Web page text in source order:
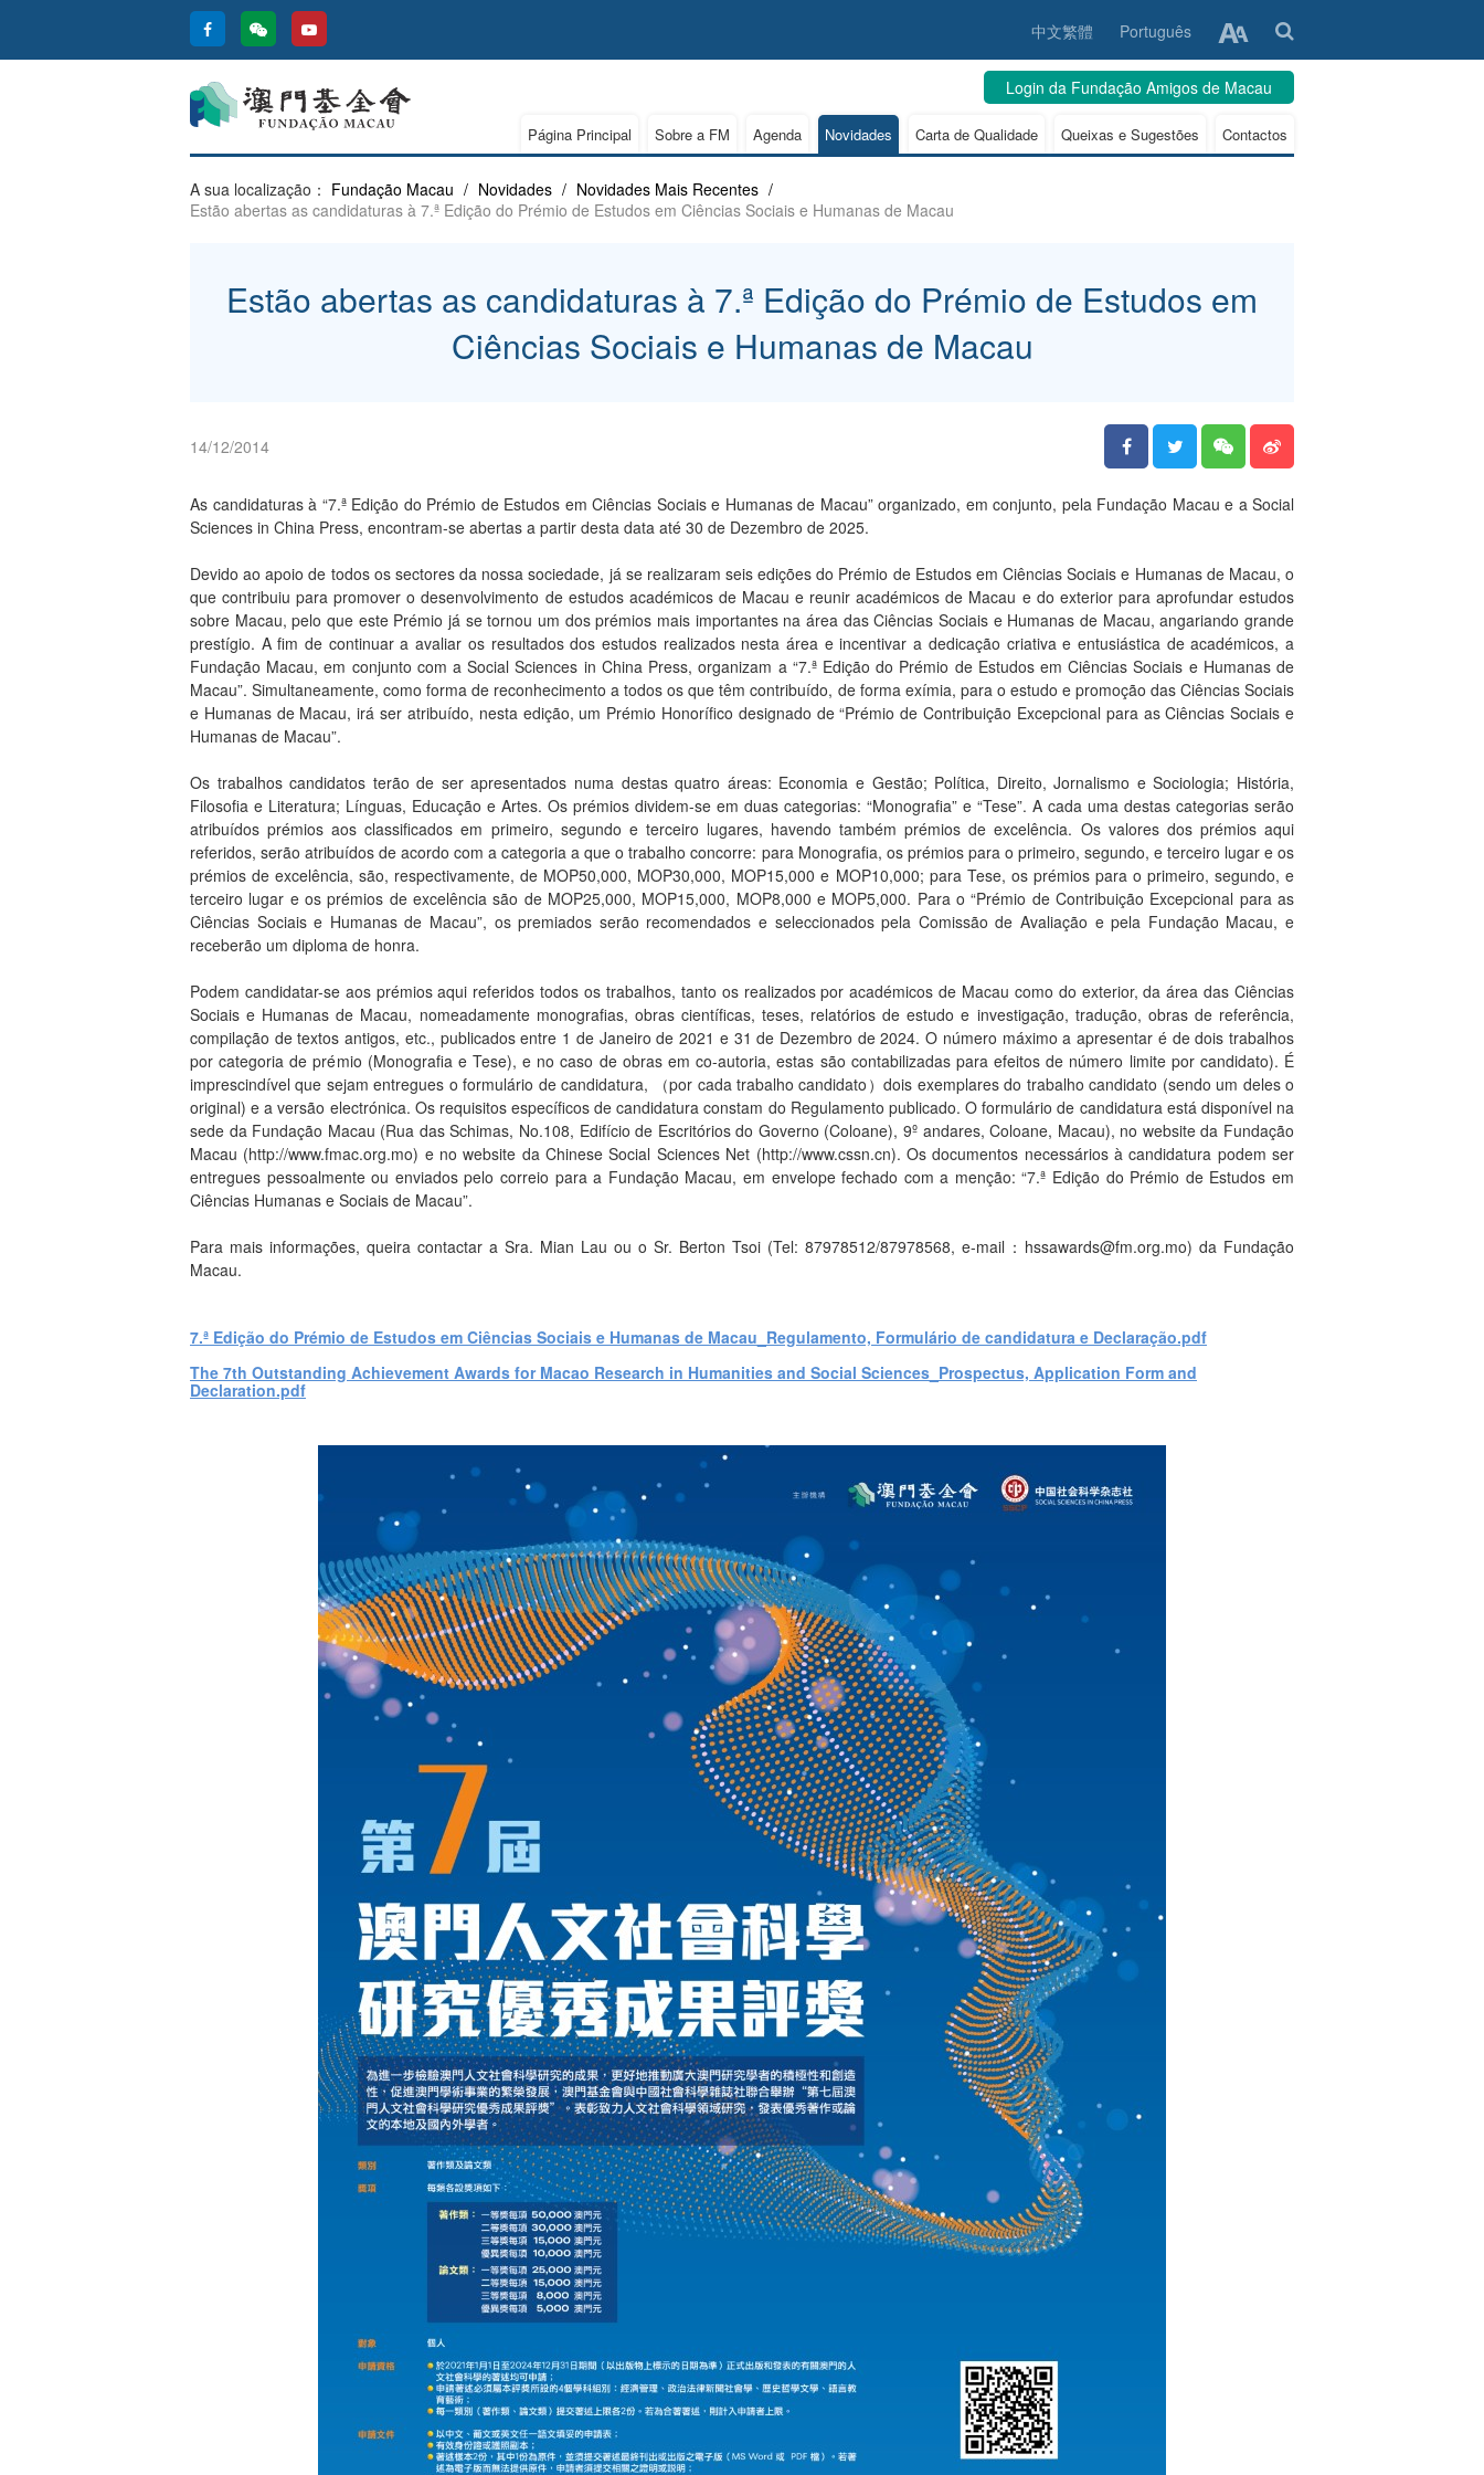
中文繁體 Português
Login da Fundação Amigos de Macau
Página Principal Sobre a FM Agenda Novidades Carta de Qualidade Queixas e Sugestões Contactos
A sua localização： Fundação Macau / Novidades / Novidades Mais Recentes /
Estão abertas as candidaturas à 7.ª Edição do Prémio de Estudos em Ciências Sociais e Humanas de Macau
Estão abertas as candidaturas à 7.ª Edição do Prémio de Estudos em
Ciências Sociais e Humanas de Macau
14/12/2014
As candidaturas à “7.ª Edição do Prémio de Estudos em Ciências Sociais e Humanas de Macau” organizado, em conjunto, pela Fundação Macau e a Social
Sciences in China Press, encontram-se abertas a partir desta data até 30 de Dezembro de 2025.
Devido ao apoio de todos os sectores da nossa sociedade, já se realizaram seis edições do Prémio de Estudos em Ciências Sociais e Humanas de Macau, o
que contribuiu para promover o desenvolvimento de estudos académicos de Macau e reunir académicos de Macau e do exterior para aprofundar estudos
sobre Macau, pelo que este Prémio já se tornou um dos prémios mais importantes na área das Ciências Sociais e Humanas de Macau, angariando grande
prestígio. A fim de continuar a avaliar os resultados dos estudos realizados nesta área e incentivar a dedicação criativa e entusiástica de académicos, a
Fundação Macau, em conjunto com a Social Sciences in China Press, organizam a “7.ª Edição do Prémio de Estudos em Ciências Sociais e Humanas de
Macau”. Simultaneamente, como forma de reconhecimento a todos os que têm contribuído, de forma exímia, para o estudo e promoção das Ciências Sociais
e Humanas de Macau, irá ser atribuído, nesta edição, um Prémio Honorífico designado de “Prémio de Contribuição Excepcional para as Ciências Sociais e
Humanas de Macau”.
Os trabalhos candidatos terão de ser apresentados numa destas quatro áreas: Economia e Gestão; Política, Direito, Jornalismo e Sociologia; História,
Filosofia e Literatura; Línguas, Educação e Artes. Os prémios dividem-se em duas categorias: “Monografia” e “Tese”. A cada uma destas categorias serão
atribuídos prémios aos classificados em primeiro, segundo e terceiro lugares, havendo também prémios de excelência. Os valores dos prémios aqui
referidos, serão atribuídos de acordo com a categoria a que o trabalho concorre: para Monografia, os prémios para o primeiro, segundo, e terceiro lugar e os
prémios de excelência, são, respectivamente, de MOP50,000, MOP30,000, MOP15,000 e MOP10,000; para Tese, os prémios para o primeiro, segundo, e
terceiro lugar e os prémios de excelência são de MOP25,000, MOP15,000, MOP8,000 e MOP5,000. Para o “Prémio de Contribuição Excepcional para as
Ciências Sociais e Humanas de Macau”, os premiados serão recomendados e seleccionados pela Comissão de Avaliação e pela Fundação Macau, e
receberão um diploma de honra.
Podem candidatar-se aos prémios aqui referidos todos os trabalhos, tanto os realizados por académicos de Macau como do exterior, da área das Ciências
Sociais e Humanas de Macau, nomeadamente monografias, obras científicas, teses, relatórios de estudo e investigação, tradução, obras de referência,
compilação de textos antigos, etc., publicados entre 1 de Janeiro de 2021 e 31 de Dezembro de 2024. O número máximo a apresentar é de dois trabalhos
por categoria de prémio (Monografia e Tese), e no caso de obras em co-autoria, estas são contabilizadas para efeitos de número limite por candidato). É
imprescindível que sejam entregues o formulário de candidatura, （por cada trabalho candidato）dois exemplares do trabalho candidato (sendo um deles o
original) e a versão electrónica. Os requisitos específicos de candidatura constam do Regulamento publicado. O formulário de candidatura está disponível na
sede da Fundação Macau (Rua das Schimas, No.108, Edifício de Escritórios do Governo (Coloane), 9º andares, Coloane, Macau), no website da Fundação
Macau (http://www.fmac.org.mo) e no website da Chinese Social Sciences Net (http://www.cssn.cn). Os documentos necessários à candidatura podem ser
entregues pessoalmente ou enviados pelo correio para a Fundação Macau, em envelope fechado com a menção: “7.ª Edição do Prémio de Estudos em
Ciências Humanas e Sociais de Macau”.
Para mais informações, queira contactar a Sra. Mian Lau ou o Sr. Berton Tsoi (Tel: 87978512/87978568, e-mail：hssawards@fm.org.mo) da Fundação
Macau.
7.ª Edição do Prémio de Estudos em Ciências Sociais e Humanas de Macau_Regulamento, Formulário de candidatura e Declaração.pdf
The 7th Outstanding Achievement Awards for Macao Research in Humanities and Social Sciences_Prospectus, Application Form and
Declaration.pdf